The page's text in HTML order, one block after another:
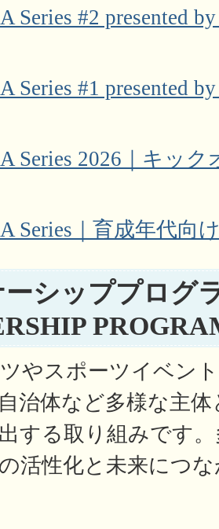
Series #2 presented
Series #1 presented
Series 2026｜キッ
Series｜育成年代向
シッププログ
やスポーツイベン
治体など多様な主
する取り組みです
活性化と未来につ